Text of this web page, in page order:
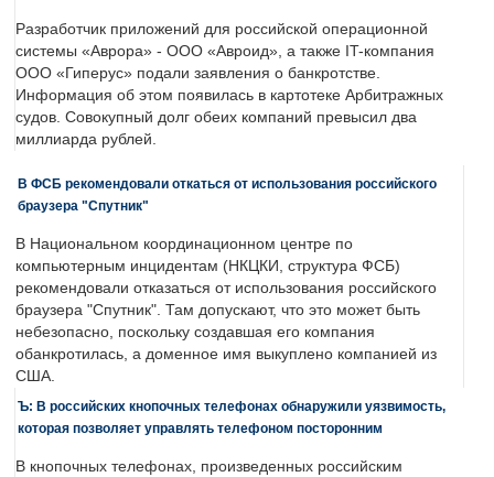
Разработчик приложений для российской операционной
системы «Аврора» - ООО «Авроид», а также IT-компания
ООО «Гиперус» подали заявления о банкротстве.
Информация об этом появилась в картотеке Арбитражных
судов. Совокупный долг обеих компаний превысил два
миллиарда рублей.
В ФСБ рекомендовали откаться от использования российского
браузера "Спутник"
В Национальном координационном центре по
компьютерным инцидентам (НКЦКИ, структура ФСБ)
рекомендовали отказаться от использования российского
браузера "Спутник". Там допускают, что это может быть
небезопасно, поскольку создавшая его компания
обанкротилась, а доменное имя выкуплено компанией из
США.
Ъ: В российских кнопочных телефонах обнаружили уязвимость,
которая позволяет управлять телефоном посторонним
В кнопочных телефонах, произведенных российским